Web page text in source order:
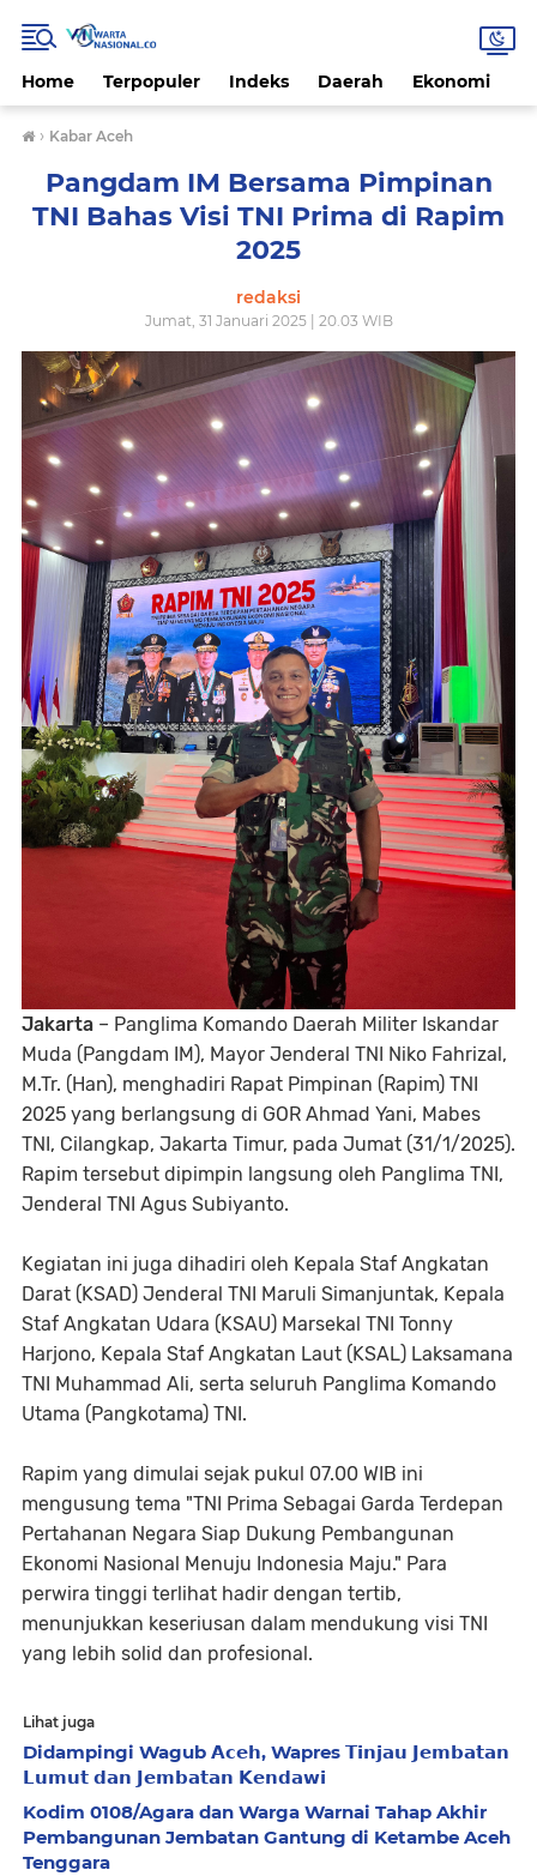
Home Terpopuler Indeks Daerah Ekonomi
› Kabar Aceh
Pangdam IM Bersama Pimpinan
TNI Bahas Visi TNI Prima di Rapim
2025
redaksi
Jumat, 31 Januari 2025 | 20.03 WIB
Jakarta – Panglima Komando Daerah Militer Iskandar
Muda (Pangdam IM), Mayor Jenderal TNI Niko Fahrizal,
M.Tr. (Han), menghadiri Rapat Pimpinan (Rapim) TNI
2025 yang berlangsung di GOR Ahmad Yani, Mabes
TNI, Cilangkap, Jakarta Timur, pada Jumat (31/1/2025).
Rapim tersebut dipimpin langsung oleh Panglima TNI,
Jenderal TNI Agus Subiyanto.
Kegiatan ini juga dihadiri oleh Kepala Staf Angkatan
Darat (KSAD) Jenderal TNI Maruli Simanjuntak, Kepala
Staf Angkatan Udara (KSAU) Marsekal TNI Tonny
Harjono, Kepala Staf Angkatan Laut (KSAL) Laksamana
TNI Muhammad Ali, serta seluruh Panglima Komando
Utama (Pangkotama) TNI.
Rapim yang dimulai sejak pukul 07.00 WIB ini
mengusung tema "TNI Prima Sebagai Garda Terdepan
Pertahanan Negara Siap Dukung Pembangunan
Ekonomi Nasional Menuju Indonesia Maju." Para
perwira tinggi terlihat hadir dengan tertib,
menunjukkan keseriusan dalam mendukung visi TNI
yang lebih solid dan profesional.
Lihat juga
Didampingi Wagub 𝗔𝗰𝗲𝗵, Wapres 𝗧𝗶𝗻𝗷𝗮𝘂 𝗝𝗲𝗺𝗯𝗮𝘁𝗮𝗻
𝗟𝘂𝗺𝘂𝘁 𝗱𝗮𝗻 𝗝𝗲𝗺𝗯𝗮𝘁𝗮𝗻 𝗞𝗲𝗻𝗱𝗮𝘄𝗶
Kodim 0108/Agara dan Warga Warnai Tahap Akhir
Pembangunan Jembatan Gantung di Ketambe Aceh
Tenggara